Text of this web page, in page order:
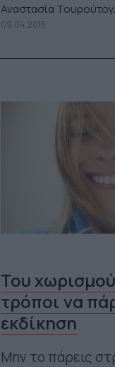
Αναστασία
09.04.2015
Του
τρόποι να
εκδίκηση
Μην το πάρεις